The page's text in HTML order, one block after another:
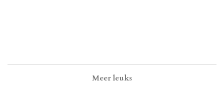
Meer leuks